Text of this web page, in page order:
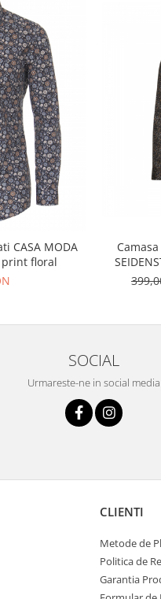
CASA MODA
floral
SOCIAL
Urmareste-ne in social media
CLIENTI
Metode de
Politica de
Garantia